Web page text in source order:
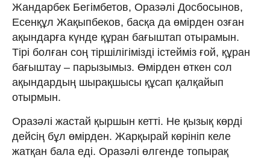
Жандарбек Бегімбетов, Оразәлі Досбосынов,
Есенқұл Жақыпбеков, басқа да өмірден озған
ақындарға күнде құран бағыштап отырамын.
Тірі болған соң тіршілігімізді істейміз ғой, құран
бағыштау – парызымыз. Өмірден өткен сол
ақындардың шырақшысы құсап қалқайып
отырмын.
Оразәлі жастай қыршын кетті. Не қызық көрді
дейсің бұл өмірден. Жарқырай көрініп келе
жатқан бала еді. Оразәлі өлгенде топырақ